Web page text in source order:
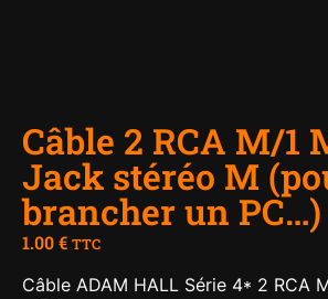
Câble 2 RCA M/1
Jack stéréo M
brancher un PC…)
1.00€ TTC
Câble ADAM HALL Série 4* 2 RCA